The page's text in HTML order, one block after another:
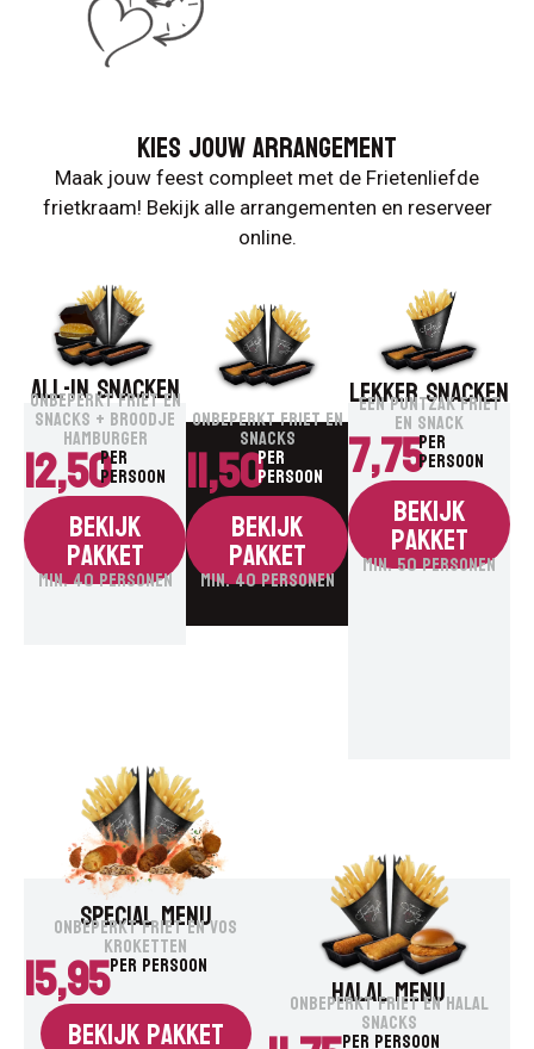
Kies jouw arrangement
Maak jouw feest compleet met de Frietenliefde
frietkraam! Bekijk alle arrangementen en reserveer
online.
ALL-IN SNACKEN
ONBEPERKT FRIET EN
SNACKS + BROODJE
HAMBURGER
12,50Per
persoon
Bekijk
pakket
MIN. 40 PERSONEN
LUXE SNACKEN
ONBEPERKT FRIET EN
SNACKS
11,50Per
persoon
Bekijk
pakket
MIN. 40 PERSONEN
LEKKER SNACKEN
EEN PUNTZAK FRIET
EN SNACK
7,75Per
persoon
Bekijk
pakket
MIN. 50 PERSONEN
SPECIAL MENU
ONBEPERKT FRIET EN VOS
KROKETTEN
15,95Per persoon
Bekijk pakket
HALAL MENU
ONBEPERKT FRIET EN HALAL
SNACKS
Per persoon